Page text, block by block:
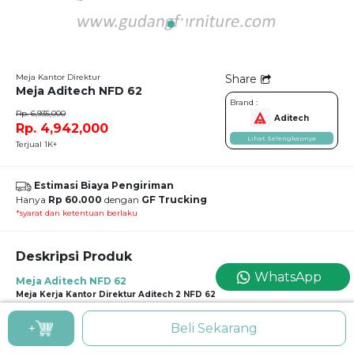
Meja Kantor Direktur
Meja Aditech NFD 62
Rp. 4,942,000
Rp. 6,935,000
Terjual 1K+
Share
Brand :
Aditech
Lihat Selengkapnya
Estimasi Biaya Pengiriman
Hanya Rp 60.000 dengan GF Trucking
*syarat dan ketentuan berlaku
Deskripsi Produk
Meja Aditech NFD 62
Meja Kerja Kantor Direktur Aditech 2 NFD 62
Desain yang berundak-undak membuat meja modern berlapis serat kayu ini
tampak unik. Meskipun simpel, namun bisa tetap memupuskan kemonotonan
desain modern.
+ Beli Sekarang
WhatsApp